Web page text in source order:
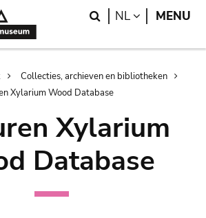
Search
NL LANGUAGE
MENU
Collecties, archieven en bibliotheken
Xylarium Wood Database
Xylarium
Database